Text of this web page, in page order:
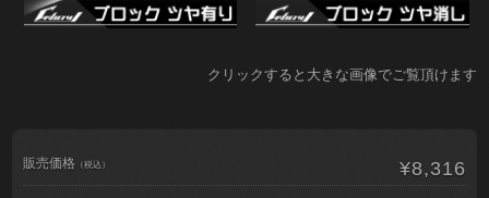
クリックすると大きな画像でご覧頂けます
販売価格 （税込） ¥8,316